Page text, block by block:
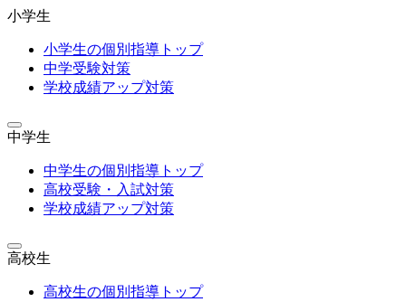
小学生
小学生の個別指導トップ
中学受験対策
学校成績アップ対策
中学生
中学生の個別指導トップ
高校受験・入試対策
学校成績アップ対策
高校生
高校生の個別指導トップ